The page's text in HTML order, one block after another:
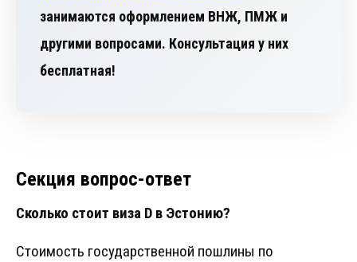
занимаются оформлением ВНЖ, ПМЖ и
другими вопросами. Консультация у них
бесплатная!
Секция вопрос-ответ
Сколько стоит виза D в Эстонию?
Стоимость государственной пошлины по